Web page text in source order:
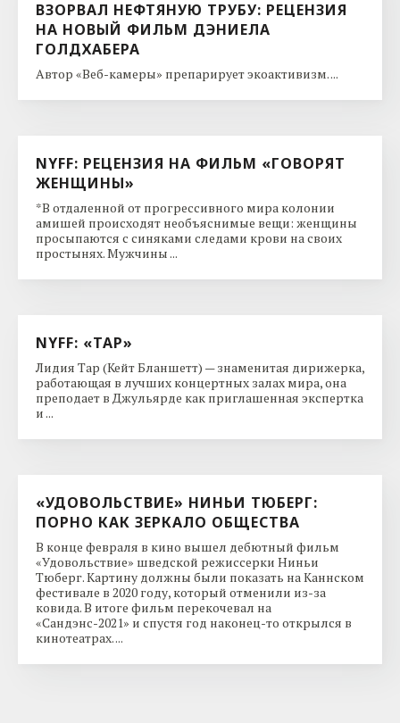
ВЗОРВАЛ НЕФТЯНУЮ ТРУБУ: РЕЦЕНЗИЯ
НА НОВЫЙ ФИЛЬМ ДЭНИЕЛА
ГОЛДХАБЕРА
Автор «Веб-камеры» препарирует экоактивизм. ...
NYFF: РЕЦЕНЗИЯ НА ФИЛЬМ «ГОВОРЯТ
ЖЕНЩИНЫ»
*В отдаленной от прогрессивного мира колонии
амишей происходят необъяснимые вещи: женщины
просыпаются с синяками следами крови на своих
простынях. Мужчины ...
NYFF: «ТАР»
Лидия Тар (Кейт Бланшетт) — знаменитая дирижерка,
работающая в лучших концертных залах мира, она
преподает в Джульярде как приглашенная экспертка
и ...
«УДОВОЛЬСТВИЕ» НИНЬИ ТЮБЕРГ:
ПОРНО КАК ЗЕРКАЛО ОБЩЕСТВА
В конце февраля в кино вышел дебютный фильм
«Удовольствие» шведской режиссерки Ниньи
Тюберг. Картину должны были показать на Каннском
фестивале в 2020 году, который отменили из-за
ковида. В итоге фильм перекочевал на
«Сандэнс-2021» и спустя год наконец-то открылся в
кинотеатрах. ...